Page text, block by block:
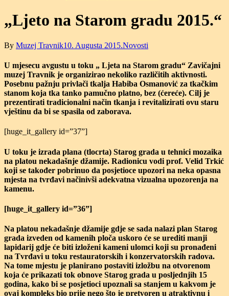
„Ljeto na Starom gradu 2015.“
By Muzej Travnik10. Augusta 2015.Novosti
U mjesecu avgustu u toku „ Ljeta na Starom gradu“ Zavičajni
muzej Travnik je organizirao nekoliko različitih aktivnosti.
Posebnu pažnju privlači tkalja Habiba Osmanović za tkačkim
stanom koja tka tanko pamučno platno, bez (ćereće). Cilj je
prezentirati tradicionalni način tkanja i revitalizirati ovu staru
vještinu da bi se spasila od zaborava.
[huge_it_gallery id=”37”]
U toku je izrada plana (tlocrta) Starog grada u tehnici mozaika
na platou nekadašnje džamije. Radionicu vodi prof. Velid Trkić
koji se također pobrinuo da posjetioce upozori na neka opasna
mjesta na tvrđavi načinivši adekvatna vizualna upozorenja na
kamenu.
[huge_it_gallery id=”36”]
Na platou nekadašnje džamije gdje se sada nalazi plan Starog
grada izveden od kamenih ploča uskoro će se urediti manji
lapidarij gdje će biti izloženi kameni ulomci koji su pronađeni
na Tvrđavi u toku restauratorskih i konzervatorskih radova.
Na tome mjestu je planirano postaviti izložbu na otvorenom
koja će prikazati tok obnove Starog grada u posljednjih 15
godina, kako bi se posjetioci upoznali sa stanjem u kakvom je
ovaj kompleks bio prije nego što je pretvoren u atraktivnu i